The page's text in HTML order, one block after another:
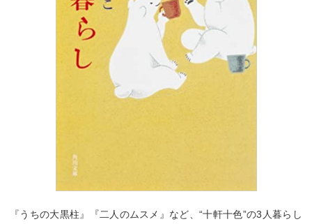
『うちの大黒柱』『二人のムスメ』など、“十軒十色”の3人暮らし